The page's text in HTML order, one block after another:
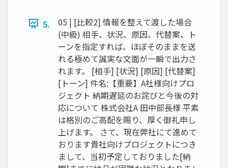
5.
05 | [比較2] 情報を整えて渡した場合
(中級) 相手、状況、原因、代替案、ト
ーンを指定すれば、ほぼそのままを送
れる極めて誠実な文面が一瞬で出力さ
れます。 [相手] [状況] [原因] [代替案]
[トーン] 件名:【重要】A社様向けプロ
ジェクト 納期遅延のお詫びと今後の対
応について 株式会社A 田中部長様 平素
は格別のご高配を賜り、厚く御礼申し
上げます。 さて、現在弊社にて進めて
おります貴社向けプロジェクトにつき
まして、当初予定しておりました[納